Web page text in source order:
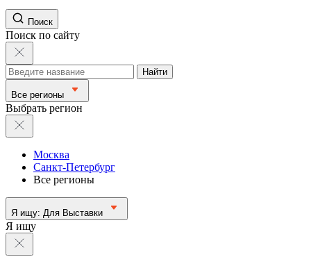
Поиск
Поиск по сайту
Найти
Все регионы
Выбрать регион
Москва
Санкт-Петербург
Все регионы
Я ищу: Для Выставки
Я ищу